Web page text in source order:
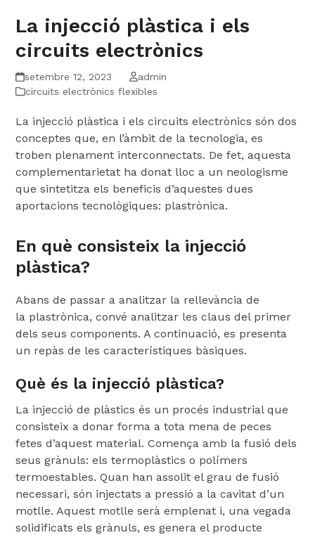
La injecció plàstica i els
circuits electrònics
setembre 12, 2023
admin
circuits electrònics flexibles
La injecció plàstica i els circuits electrònics són dos
conceptes que, en l’àmbit de la tecnologia, es
troben plenament interconnectats. De fet, aquesta
complementarietat ha donat lloc a un neologisme
que sintetitza els beneficis d’aquestes dues
aportacions tecnològiques: plastrònica.
En què consisteix la injecció
plàstica?
Abans de passar a analitzar la rellevància de
la plastrònica, convé analitzar les claus del primer
dels seus components. A continuació, es presenta
un repàs de les característiques bàsiques.
Què és la injecció plàstica?
La injecció de plàstics és un procés industrial que
consisteix a donar forma a tota mena de peces
fetes d’aquest material. Comença amb la fusió dels
seus grànuls: els termoplàstics o polímers
termoestables. Quan han assolit el grau de fusió
necessari, són injectats a pressió a la cavitat d’un
motlle. Aquest motlle serà emplenat i, una vegada
solidificats els grànuls, es genera el producte